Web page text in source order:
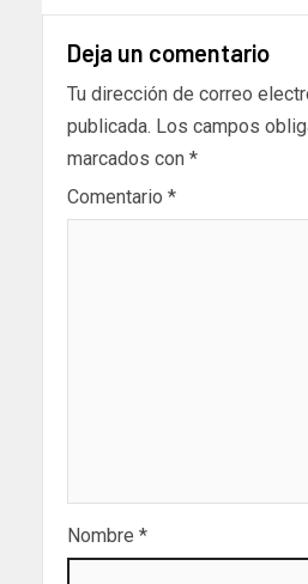
Deja un comentario
Tu dirección de correo
publicada. Los campos
marcados con *
Comentario *
Nombre *